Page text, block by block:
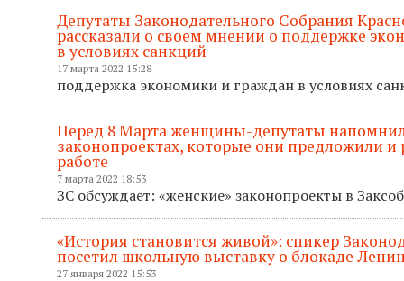
Депутаты Законодательного Собрания
рассказали о своем мнении о поддержке
в условиях санкций
17 марта 2022 15:28
поддержка экономики и граждан в условиях
Перед 8 Марта женщины-депутаты
законопроектах, которые они предложили и
работе
7 марта 2022 18:53
ЗС обсуждает: «женские» законопроекты в
«История становится живой»: спикер
посетил школьную выставку о блокаде
27 января 2022 15:53